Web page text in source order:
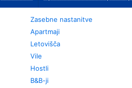
Zasebne nastanitve
Apartmaji
Letovišča
Vile
Hostli
B&B-ji